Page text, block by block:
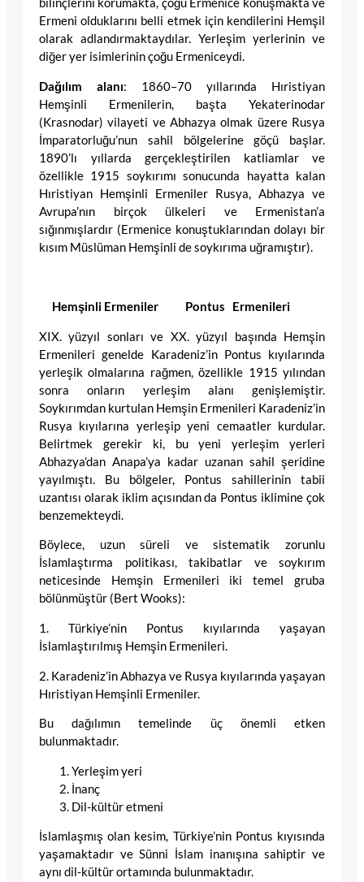
bilinçlerini korumakta, çoğu Ermenice konuşmakta ve
Ermeni olduklarını belli etmek için kendilerini Hemşil
olarak adlandırmaktaydılar. Yerleşim yerlerinin ve
diğer yer isimlerinin çoğu Ermeniceydi.
Dağılım alanı: 1860–70 yıllarında Hıristiyan
Hemşinli Ermenilerin, başta Yekaterinodar
(Krasnodar) vilayeti ve Abhazya olmak üzere Rusya
İmparatorluğu’nun sahil bölgelerine göçü başlar.
1890’lı yıllarda gerçekleştirilen katliamlar ve
özellikle 1915 soykırımı sonucunda hayatta kalan
Hıristiyan Hemşinli Ermeniler Rusya, Abhazya ve
Avrupa’nın birçok ülkeleri ve Ermenistan’a
sığınmışlardır (Ermenice konuştuklarından dolayı bir
kısım Müslüman Hemşinli de soykırıma uğramıştır).
Hemşinli Ermeniler Pontus Ermenileri
XIX. yüzyıl sonları ve XX. yüzyıl başında Hemşin
Ermenileri genelde Karadeniz’in Pontus kıyılarında
yerleşik olmalarına rağmen, özellikle 1915 yılından
sonra onların yerleşim alanı genişlemiştir.
Soykırımdan kurtulan Hemşin Ermenileri Karadeniz’in
Rusya kıyılarına yerleşip yeni cemaatler kurdular.
Belirtmek gerekir ki, bu yeni yerleşim yerleri
Abhazya’dan Anapa’ya kadar uzanan sahil şeridine
yayılmıştı. Bu bölgeler, Pontus sahillerinin tabii
uzantısı olarak iklim açısından da Pontus iklimine çok
benzemekteydi.
Böylece, uzun süreli ve sistematik zorunlu
İslamlaştırma politikası, takibatlar ve soykırım
neticesinde Hemşin Ermenileri iki temel gruba
bölünmüştür (Bert Wooks):
1. Türkiye’nin Pontus kıyılarında yaşayan
İslamlaştırılmış Hemşin Ermenileri.
2. Karadeniz’in Abhazya ve Rusya kıyılarında yaşayan
Hıristiyan Hemşinli Ermeniler.
Bu dağılımın temelinde üç önemli etken
bulunmaktadır.
Yerleşim yeri
İnanç
Dil-kültür etmeni
İslamlaşmış olan kesim, Türkiye’nin Pontus kıyısında
yaşamaktadır ve Sünni İslam inanışına sahiptir ve
aynı dil-kültür ortamında bulunmaktadır.